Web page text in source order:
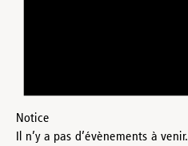
Notice
Il n’y a pas d’évènements à venir.